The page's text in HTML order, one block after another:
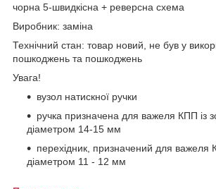
чорна 5-швидкісна + реверсна схема
Виробник: заміна
Технічний стан: товар новий, не був у
пошкоджень та пошкоджень
Увага!
вузол натискної ручки
ручка призначена для важеля КПП із
діаметром 14-15 мм
перехідник, призначений для важеля
діаметром 11 - 12 мм